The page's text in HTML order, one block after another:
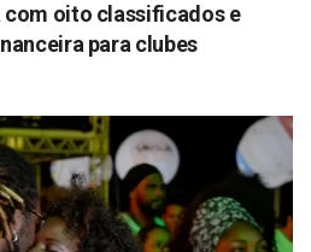
com oito classificados e
para clubes